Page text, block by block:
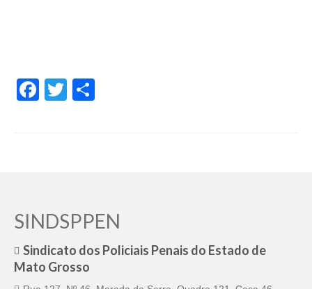
Facebook
Twitter
SINDSPPEN
Sindicato dos Policiais Penais do Estado de
Mato Grosso